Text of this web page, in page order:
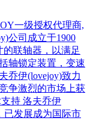
一级授权代理商,
公司成立于1900
的联轴器，以满足
轴锁定装置，变速
乔伊(lovejoy)致力
争激烈的市场上获
持 洛夫乔伊
已发展成为国际市